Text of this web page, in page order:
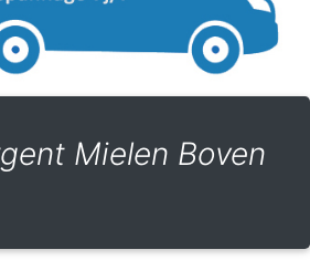
Mielen Boven